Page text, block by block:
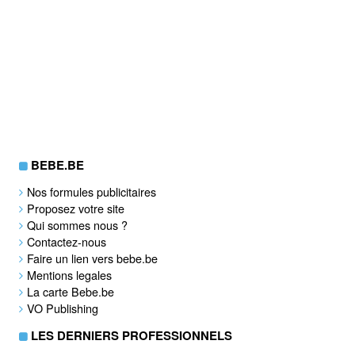
BEBE.BE
Nos formules publicitaires
Proposez votre site
Qui sommes nous ?
Contactez-nous
Faire un lien vers bebe.be
Mentions legales
La carte Bebe.be
VO Publishing
LES DERNIERS PROFESSIONNELS